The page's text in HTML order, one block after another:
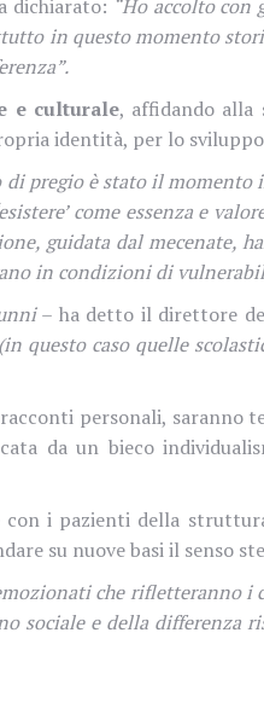
dichiarato: “Ho accolto con
in questo momento
e culturale, affidando alla
identità, per lo
di pregio è stato il
come essenza e
guidata dal mecenate,
in condizioni di
– ha detto il direttore
questo caso quelle
personali, saranno
da un bieco
i pazienti della
su nuove basi il senso
che rifletteranno
sociale e della differenza